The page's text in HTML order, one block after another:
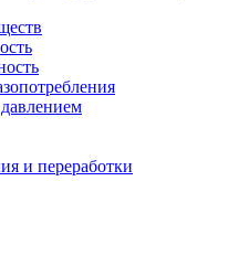
и переработки